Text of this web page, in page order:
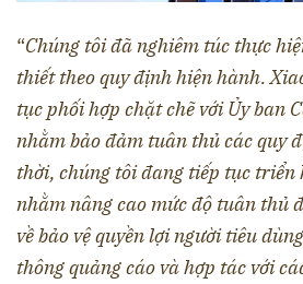
“Chúng tôi đã nghiêm túc thực
thiết theo quy định hiện hành.
tục phối hợp chặt chẽ với Ủy ban
nhằm bảo đảm tuân thủ các quy
thời, chúng tôi đang tiếp tục triển
nhằm nâng cao mức độ tuân thủ
về bảo vệ quyền lợi người tiêu
thông quảng cáo và hợp tác với